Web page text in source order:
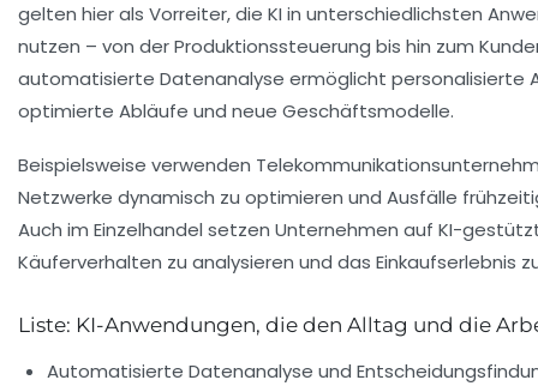
gelten hier als Vorreiter, die KI in unterschiedlichsten
nutzen – von der Produktionssteuerung bis hin zum
automatisierte Datenanalyse ermöglicht personalisierte
optimierte Abläufe und neue Geschäftsmodelle.
Beispielsweise verwenden
Netzwerke dynamisch zu optimieren und Ausfälle
Auch im Einzelhandel setzen Unternehmen auf KI-
Käuferverhalten zu analysieren und das Einkaufserlebnis
Liste: KI-Anwendungen, die den Alltag und die
Automatisierte Datenanalyse und